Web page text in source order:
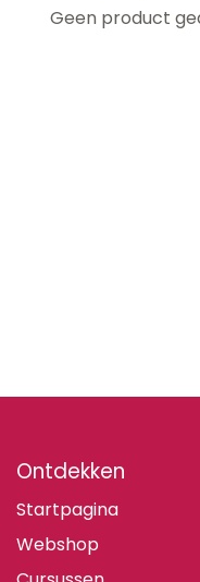
Geen product
Ontdekken
Startpagina
Webshop